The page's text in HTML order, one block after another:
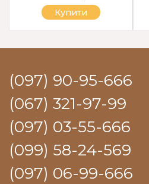
Купити
(097) 90-95-666
(067) 321-97-99
(097) 03-55-666
(099) 58-24-569
(097) 06-99-666